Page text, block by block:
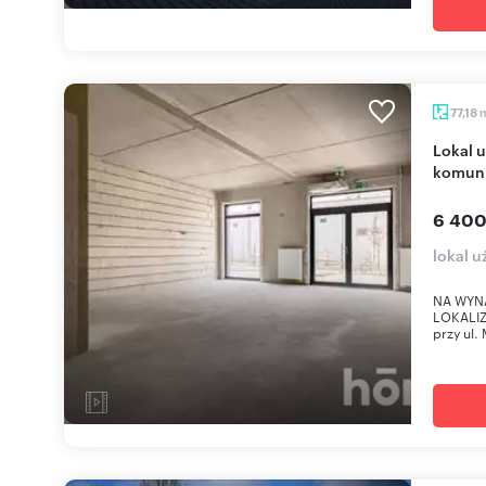
77,18
Lokal użytkowy 77 m² z witrynami, blisko
6
lokal
NA
przy ul.